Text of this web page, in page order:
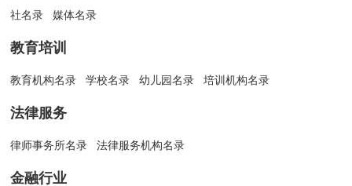
社名录
媒体名录
教育培训
教育机构名录 学校名录 幼儿园名录 培训机构名录
法律服务
律师事务所名录 法律服务机构名录
金融行业